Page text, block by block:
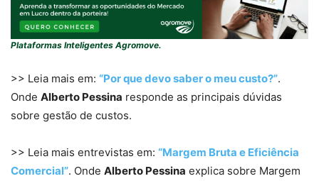
Plataformas Inteligentes Agromove.
>> Leia mais em: “Por que devo saber o meu custo?”.
Onde Alberto Pessina responde as principais dúvidas
sobre gestão de custos.
>> Leia mais entrevistas em: “Margem Bruta e Eficiência
Comercial”. Onde Alberto Pessina explica sobre Margem